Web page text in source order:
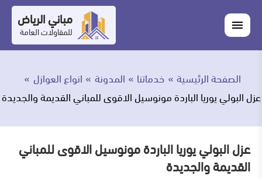
إلى
المحتوى
القائمة
مباني الرياض
للمقاولات العامة
الرياض
اغلاق
القائمة
أعمالنا
الصفحة الرئيسية خدماتنا المدونة
انواع العوازل
عزل البولي يوريا الباردة مونوسيل الاقوى للمباني القديمة والجديدة
عزل البولي يوريا الباردة مونوسيل الاقوى للمباني
القديمة والجديدة